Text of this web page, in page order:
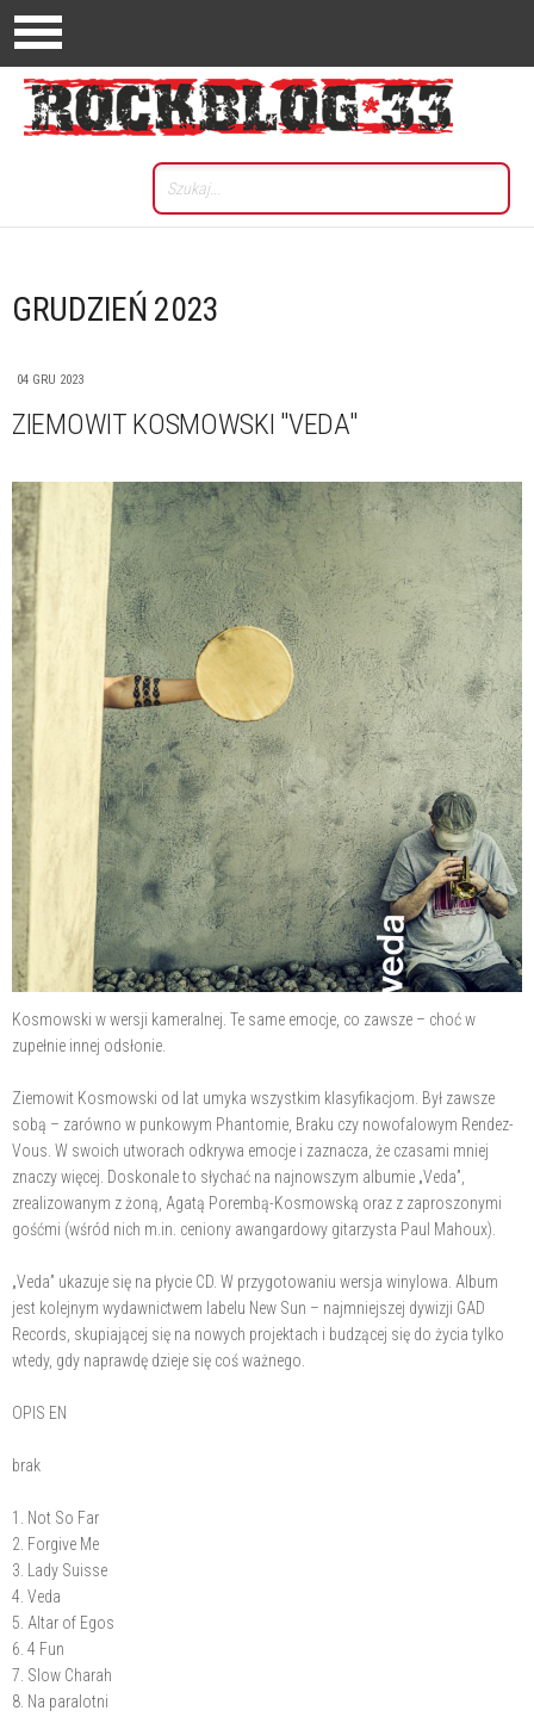
GRUDZIEŃ 2023
04 GRU 2023
ZIEMOWIT KOSMOWSKI "VEDA"
Kosmowski w wersji kameralnej. Te same emocje, co zawsze – choć w
zupełnie innej odsłonie.
Ziemowit Kosmowski od lat umyka wszystkim klasyfikacjom. Był zawsze
sobą – zarówno w punkowym Phantomie, Braku czy nowofalowym Rendez-
Vous. W swoich utworach odkrywa emocje i zaznacza, że czasami mniej
znaczy więcej. Doskonale to słychać na najnowszym albumie „Veda”,
zrealizowanym z żoną, Agatą Porembą-Kosmowską oraz z zaproszonymi
gośćmi (wśród nich m.in. ceniony awangardowy gitarzysta Paul Mahoux).
„Veda” ukazuje się na płycie CD. W przygotowaniu wersja winylowa. Album
jest kolejnym wydawnictwem labelu New Sun – najmniejszej dywizji GAD
Records, skupiającej się na nowych projektach i budzącej się do życia tylko
wtedy, gdy naprawdę dzieje się coś ważnego.
OPIS EN
brak
1. Not So Far
2. Forgive Me
3. Lady Suisse
4. Veda
5. Altar of Egos
6. 4 Fun
7. Slow Charah
8. Na paralotni